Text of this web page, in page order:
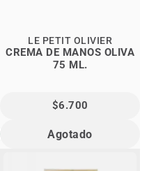
CREMA DE MANOS OLIVA
75 ML.
LE PETIT OLIVIER
$6.700
Agotado